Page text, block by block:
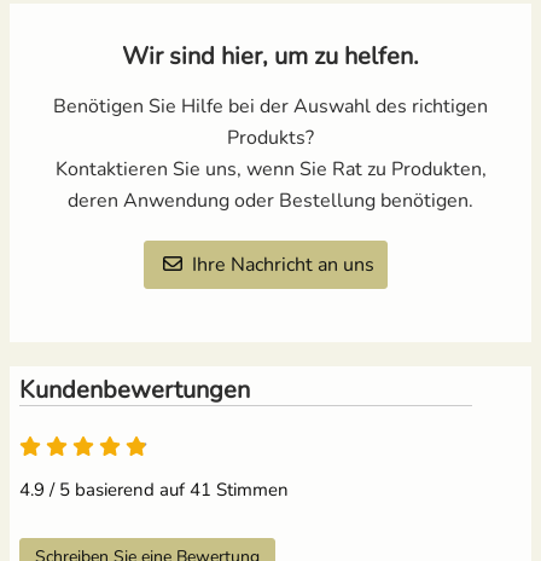
Wir sind hier, um zu helfen.
Benötigen Sie Hilfe bei der Auswahl des richtigen
Produkts?
Kontaktieren Sie uns, wenn Sie Rat zu Produkten,
deren Anwendung oder Bestellung benötigen.
Ihre Nachricht an uns
Kundenbewertungen
4.9 / 5 basierend auf 41 Stimmen